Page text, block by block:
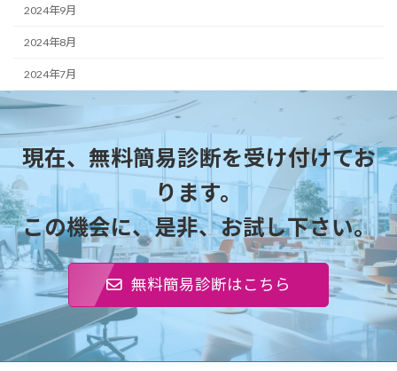
2024年9月
2024年8月
2024年7月
現在、無料簡易診断を受け付けてお
ります。
この機会に、是非、お試し下さい。
無料簡易診断はこちら